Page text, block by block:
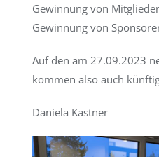
Gewinnung von
Gewinnung von
Auf den am 27.09.2023
kommen also auch
Daniela Kastner